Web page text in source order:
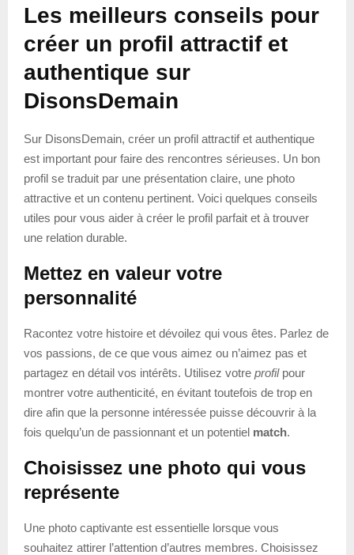
Les meilleurs conseils pour
créer un profil attractif et
authentique sur
DisonsDemain
Sur DisonsDemain, créer un profil attractif et authentique
est important pour faire des rencontres sérieuses. Un bon
profil se traduit par une présentation claire, une photo
attractive et un contenu pertinent. Voici quelques conseils
utiles pour vous aider à créer le profil parfait et à trouver
une relation durable.
Mettez en valeur votre
personnalité
Racontez votre histoire et dévoilez qui vous êtes. Parlez de
vos passions, de ce que vous aimez ou n’aimez pas et
partagez en détail vos intérêts. Utilisez votre profilpour
montrer votre authenticité, en évitant toutefois de trop en
dire afin que la personne intéressée puisse découvrir à la
fois quelqu’un de passionnant et un potentiel match.
Choisissez une photo qui vous
représente
Une photo captivante est essentielle lorsque vous
souhaitez attirer l’attention d’autres membres. Choisissez